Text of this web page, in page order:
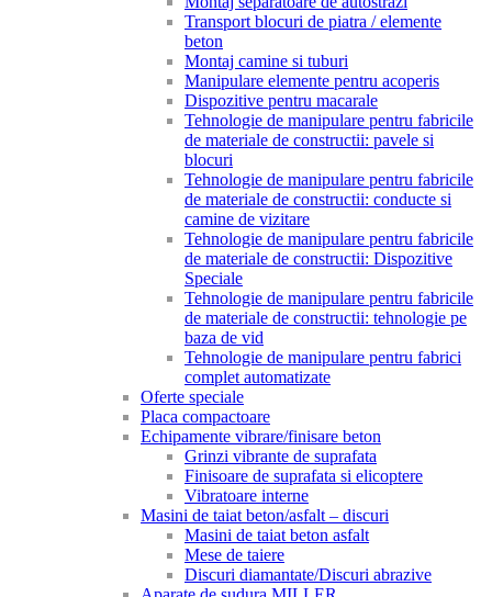
Transport blocuri de piatra / elemente
beton
Montaj camine si tuburi
Manipulare elemente pentru acoperis
Dispozitive pentru macarale
Tehnologie de manipulare pentru fabricile
de materiale de constructii: pavele si
blocuri
Tehnologie de manipulare pentru fabricile
de materiale de constructii: conducte si
camine de vizitare
Tehnologie de manipulare pentru fabricile
de materiale de constructii: Dispozitive
Speciale
Tehnologie de manipulare pentru fabricile
de materiale de constructii: tehnologie pe
baza de vid
Tehnologie de manipulare pentru fabrici
complet automatizate
Oferte speciale
Placa compactoare
Echipamente vibrare/finisare beton
Grinzi vibrante de suprafata
Finisoare de suprafata si elicoptere
Vibratoare interne
Masini de taiat beton/asfalt – discuri
Masini de taiat beton asfalt
Mese de taiere
Discuri diamantate/Discuri abrazive